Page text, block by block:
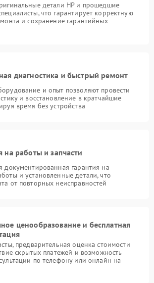
детали HP и прошедшие
что гарантирует корректную
и сохранение гарантийных
диагностика и быстрый ремонт
и опыт позволяют провести
и восстановление в кратчайшие
время без устройства
на работы и запчасти
документированная гарантия на
и установленные детали, что
от повторных неисправностей
ценообразование и бесплатная
предварительная оценка стоимости
скрытых платежей и возможность
по телефону или онлайн на